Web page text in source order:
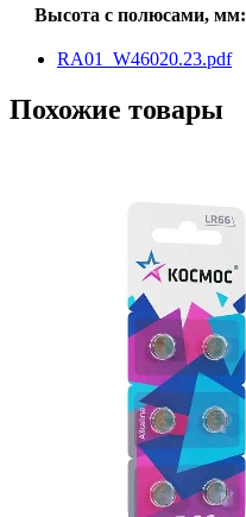
Высота с полюсами, мм:
RA01_W46020.23.pdf
Похожие товары